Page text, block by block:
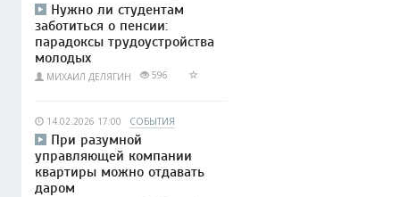
Нужно ли студентам
заботиться о пенсии:
парадоксы трудоустройства
молодых
МИХАИЛ ДЕЛЯГИН 596
14.02.2026 17:00 СОБЫТИЯ
При разумной
управляющей компании
квартиры можно отдавать
даром